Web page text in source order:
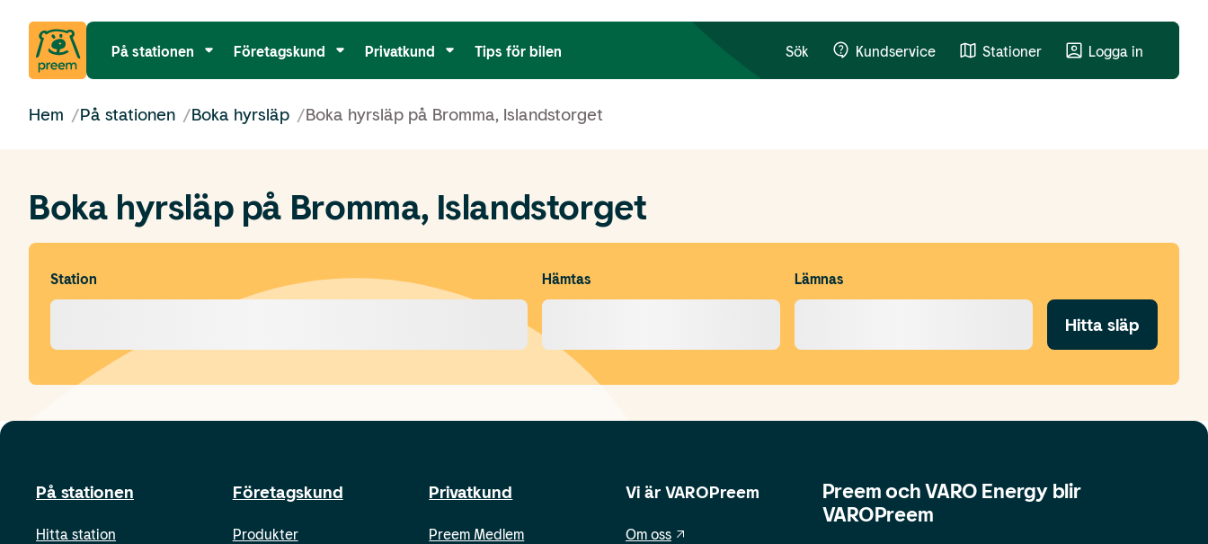
På stationen Företagskund Privatkund Tips för bilen Sök Kundservice Stationer Logga in
Hem /På stationen /Boka hyrsläp /Boka hyrsläp på Bromma, Islandstorget
Boka hyrsläp på Bromma, Islandstorget
Station Hämtas Lämnas
Hitta släp
På stationen
Hitta station
Företagskund
Produkter
Privatkund
Preem Medlem
Vi är VAROPreem
Om oss
Preem och VARO Energy blir
VAROPreem